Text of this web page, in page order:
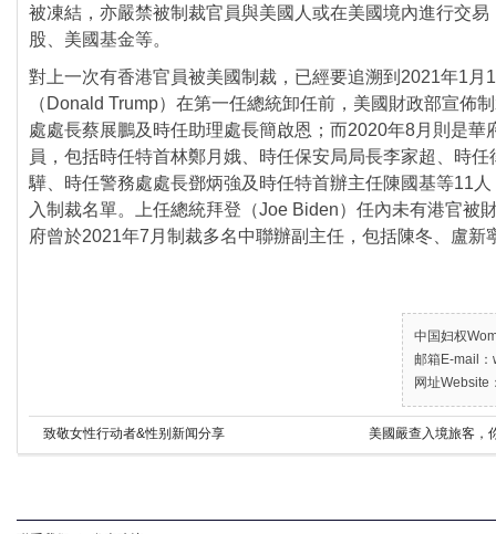
被凍結， 亦嚴禁被制裁官員與美國人或在美國境內進行交易
股、美國基金等。
對上一次有香港官員被美國制裁， 已經要追溯到2021年1月
（Donald Trump）在第一任總統卸任前， 美國財政部宣佈
處處長蔡展鵬及時任助理處長簡啟恩；而2020年8月則是華
員， 包括時任特首林鄭月娥、時任保安局局長李家超、 時任
驊、 時任警務處處長鄧炳強及時任特首辦主任陳國基等11人
入制裁名單。上任總統拜登（Joe Biden）任內未有港官被
府曾於2021年7月制裁多名中聯辦副主任，包括陳冬、
盧新
中国妇权
邮箱E-mail
网址Website
致敬女性行动者&性别新闻分享 美國嚴查入境旅客，